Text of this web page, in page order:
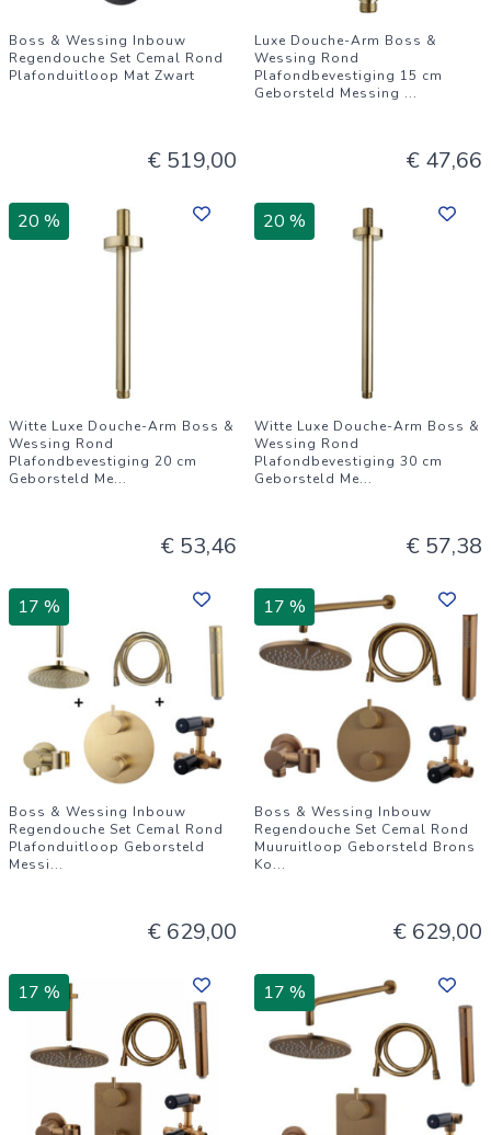
Boss & Wessing Inbouw
Regendouche Set Cemal Rond
Plafonduitloop Mat Zwart
€ 519,00
Luxe Douche-Arm Boss &
Wessing Rond
Plafondbevestiging 15 cm
Geborsteld Messing ...
€ 47,66
20 %
Witte Luxe Douche-Arm Boss &
Wessing Rond
Plafondbevestiging 20 cm
Geborsteld Me...
€ 53,46
20 %
Witte Luxe Douche-Arm Boss &
Wessing Rond
Plafondbevestiging 30 cm
Geborsteld Me...
€ 57,38
17 %
Boss & Wessing Inbouw
Regendouche Set Cemal Rond
Plafonduitloop Geborsteld
Messi...
€ 629,00
17 %
Boss & Wessing Inbouw
Regendouche Set Cemal Rond
Muuruitloop Geborsteld Brons
Ko...
€ 629,00
17 % 17 %